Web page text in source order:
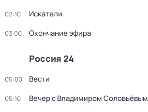
02:10 Искатели
03:00 Окончание эфира
Россия 24
05:00 Вести
05:10 Вечер с Владимиром Соловьёвым